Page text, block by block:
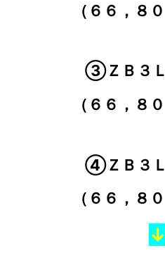
（６６，８
③ＺＢ３
（６６，８
④ＺＢ３
（６６，８
↓